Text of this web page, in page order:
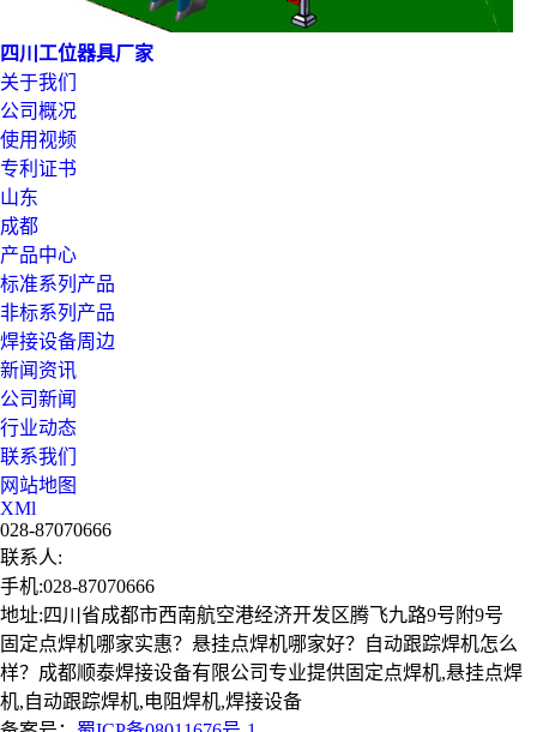
四川工位器具厂家
关于我们
公司概况
使用视频
专利证书
山东
成都
产品中心
标准系列产品
非标系列产品
焊接设备周边
新闻资讯
公司新闻
行业动态
联系我们
网站地图
XMl
028-87070666
联系人:
手机:028-87070666
地址:四川省成都市西南航空港经济开发区腾飞九路9号附9号
固定点焊机哪家实惠？悬挂点焊机哪家好？自动跟踪焊机怎么
样？成都顺泰焊接设备有限公司专业提供固定点焊机,悬挂点焊
机,自动跟踪焊机,电阻焊机,焊接设备